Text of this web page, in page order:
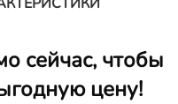
сейчас, чтобы
цену!